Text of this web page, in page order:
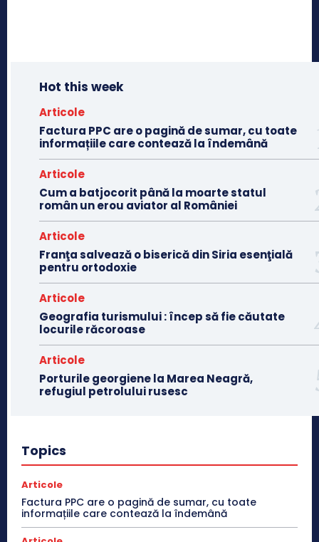
Hot this week
Articole
Factura PPC are o pagină de sumar, cu toate
informațiile care contează la îndemână
Articole
Cum a batjocorit până la moarte statul
român un erou aviator al României
Articole
Franţa salvează o biserică din Siria esenţială
pentru ortodoxie
Articole
Geografia turismului : încep să fie căutate
locurile răcoroase
Articole
Porturile georgiene la Marea Neagră,
refugiul petrolului rusesc
Topics
Articole
Factura PPC are o pagină de sumar, cu toate
informațiile care contează la îndemână